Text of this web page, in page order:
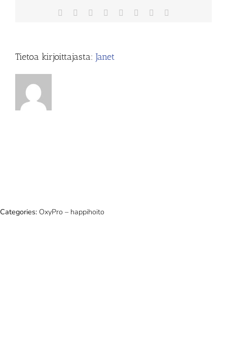
Facebook Reddit LinkedIn
TumblrPinterest
Tietoa kirjoittajasta: Janet
Categories: OxyPro – happihoito